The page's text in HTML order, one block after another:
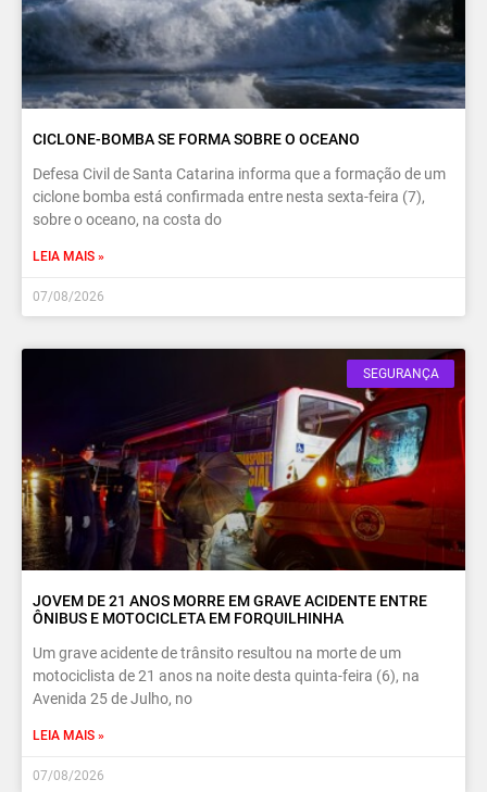
CICLONE-BOMBA SE FORMA SOBRE O OCEANO
Defesa Civil de Santa Catarina informa que a formação de um
ciclone bomba está confirmada entre nesta sexta-feira (7),
sobre o oceano, na costa do
LEIA MAIS »
07/08/2026
SEGURANÇA
JOVEM DE 21 ANOS MORRE EM GRAVE ACIDENTE ENTRE
ÔNIBUS E MOTOCICLETA EM FORQUILHINHA
Um grave acidente de trânsito resultou na morte de um
motociclista de 21 anos na noite desta quinta-feira (6), na
Avenida 25 de Julho, no
LEIA MAIS »
07/08/2026